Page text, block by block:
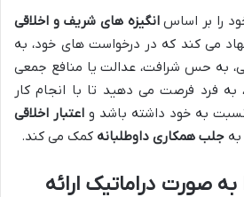
را بر اساسانگیزه های شریف و اخلاقی
می کند که در درخواست های خود، به
به حس شرافت، عدالت یا منافع جمعی
به فرد فرصت می دهید تا با انجام کار
به خود داشته باشد و اعتبار اخلاقی
جلب همکاری داوطلبانه کمک می کند.
به صورت دراماتیک ارائه